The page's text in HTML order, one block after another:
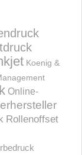
Koenig &
Online-
Rollenoffset